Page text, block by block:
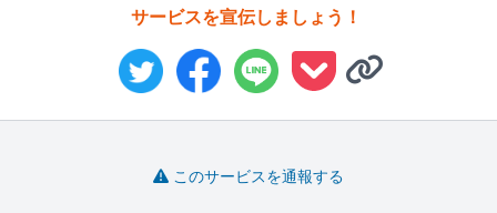
サービスを宣伝しましょう！
このサービスを通報する